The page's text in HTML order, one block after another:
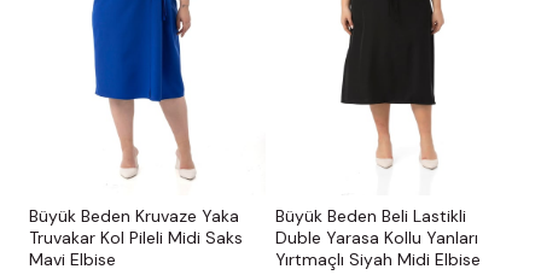
Büyük Beden Kruvaze Yaka
Truvakar Kol Pileli Midi Saks
Mavi Elbise
Büyük Beden Beli Lastikli
Duble Yarasa Kollu Yanları
Yırtmaçlı Siyah Midi Elbise